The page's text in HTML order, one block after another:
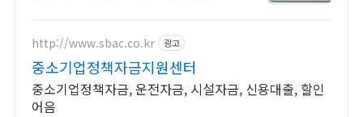
http://www.sbac.co.kr 광고
중소기업정책자금지원센터
중소기업정책자금, 운전자금, 시설자금, 신용대출, 할인
어음